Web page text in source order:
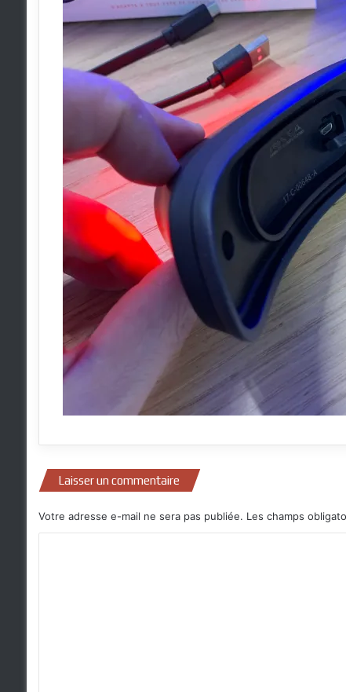
Laisser un commentaire
Votre adresse e-mail ne sera pas publiée. Les champs